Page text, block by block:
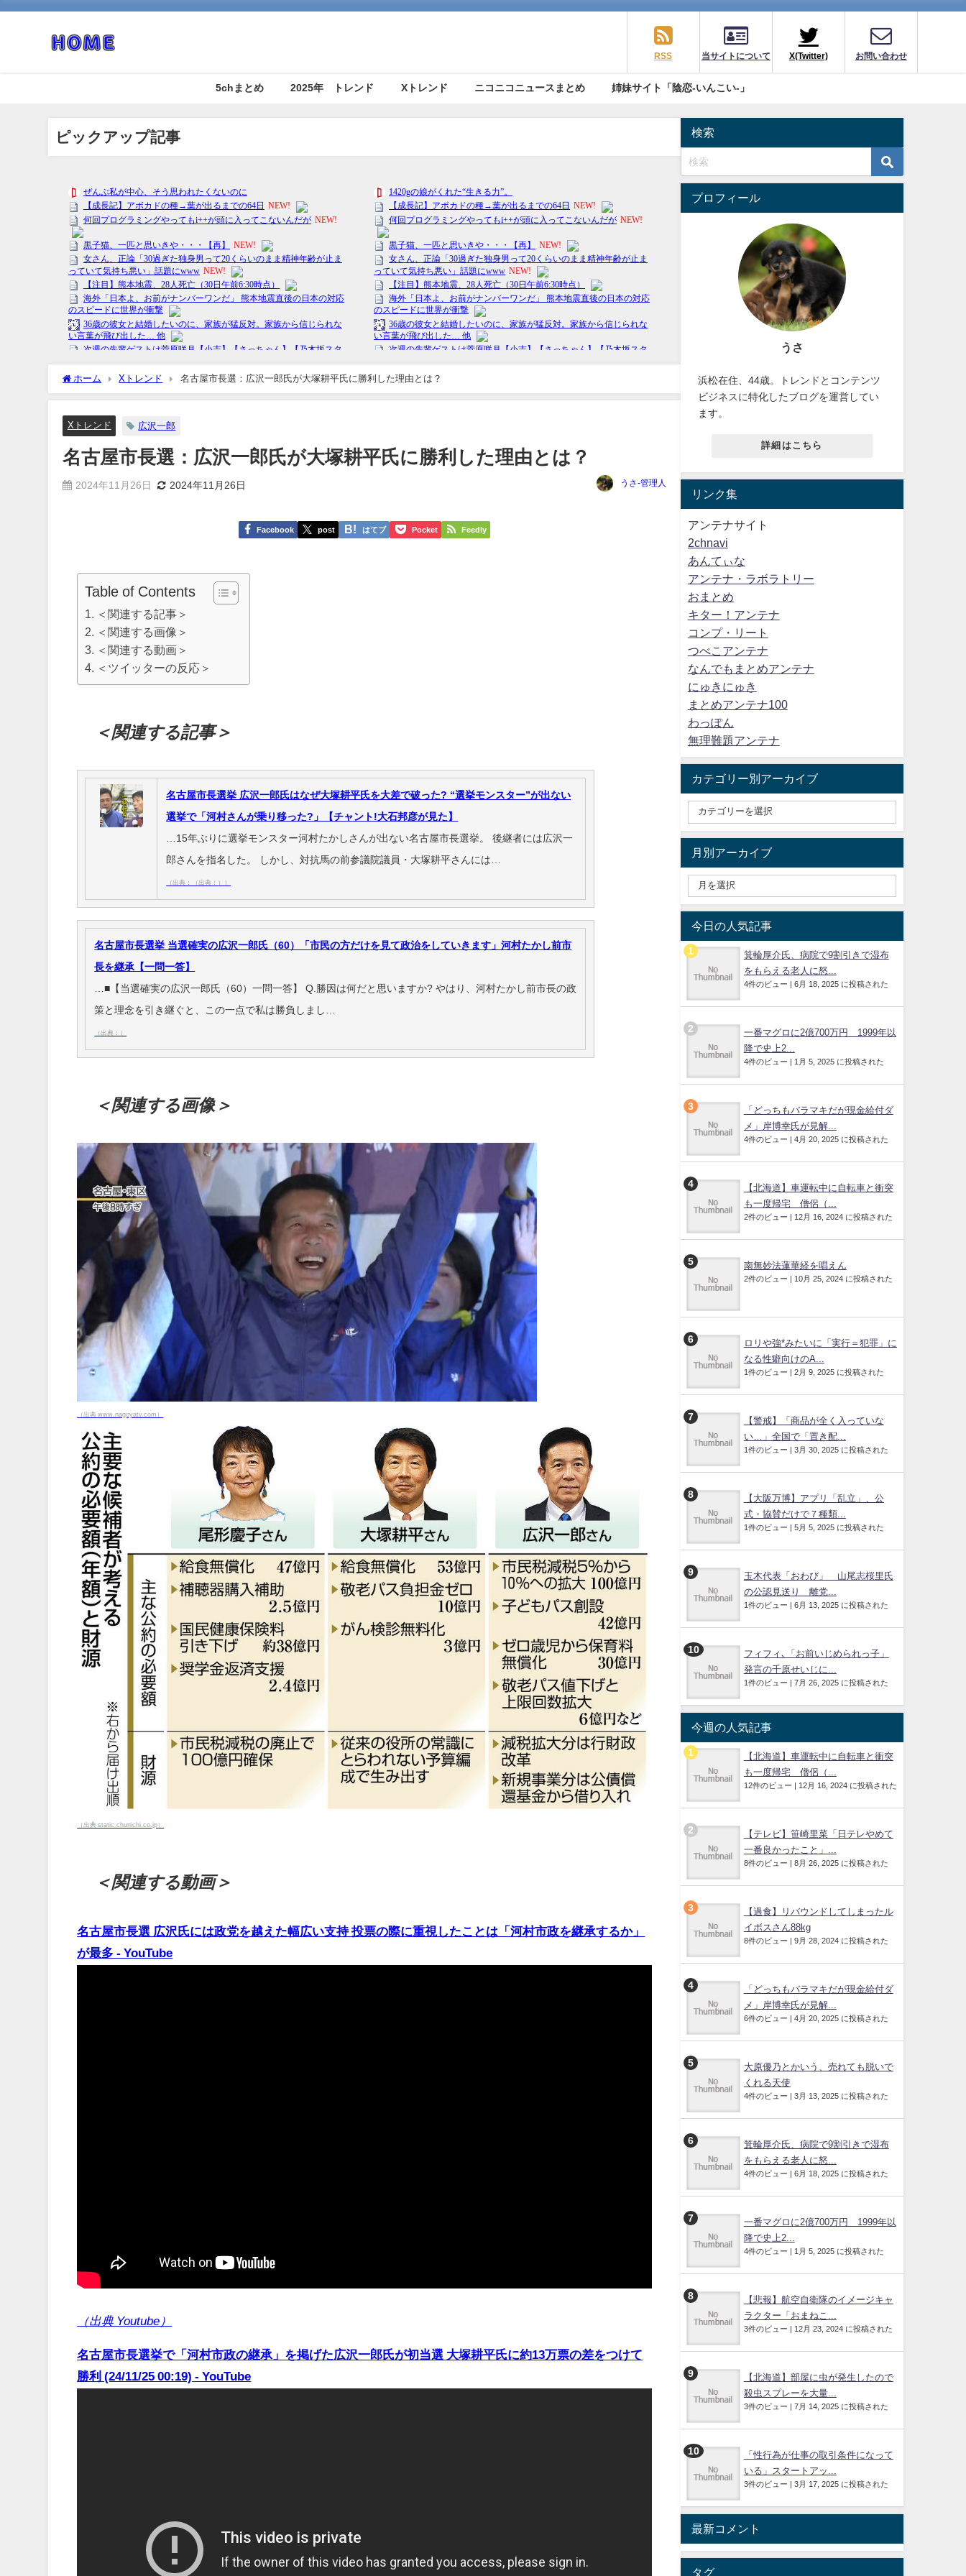
RSS 当サイトについて X(Twitter) お問い合わせ
5chまとめ 2025年 トレンド Xトレンド ニコニコニュースまとめ 姉妹サイト「陰恋-いんこい-」
ピックアップ記事
ホーム Xトレンド 名古屋市長選：広沢一郎氏が大塚耕平氏に勝利した理由とは？
Xトレンド 広沢一郎
名古屋市長選：広沢一郎氏が大塚耕平氏に勝利した理由とは？
2024年11月26日 2024年11月26日 うさ-管理人
Facebook post はてブ Pocket Feedly
Table of Contents
＜関連する記事＞
＜関連する画像＞
＜関連する動画＞
＜ツイッターの反応＞
＜関連する記事＞
名古屋市長選挙 広沢一郎氏はなぜ大塚耕平氏を大差で破った? “選挙モンスター”が出ない
選挙で「河村さんが乗り移った?」【チャント!大石邦彦が見た】
…15年ぶりに選挙モンスター河村たかしさんが出ない名古屋市長選挙。 後継者には広沢一
郎さんを指名した。 しかし、対抗馬の前参議院議員・大塚耕平さんには…
（出典：（出典：））
名古屋市長選挙 当選確実の広沢一郎氏（60）「市民の方だけを見て政治をしていきます」河村たかし前市
長を継承【一問一答】
…■【当選確実の広沢一郎氏（60）一問一答】 Q.勝因は何だと思いますか? やはり、河村たかし前市長の政
策と理念を引き継ぐと、この一点で私は勝負しまし…
（出典：）
＜関連する画像＞
（出典 www.nagoyatv.com）
（出典 static.chunichi.co.jp）
＜関連する動画＞
名古屋市長選 広沢氏には政党を越えた幅広い支持 投票の際に重視したことは「河村市政を継承するか」
が最多 - YouTube
（出典 Youtube）
名古屋市長選挙で「河村市政の継承」を掲げた広沢一郎氏が初当選 大塚耕平氏に約13万票の差をつけて
勝利 (24/11/25 00:19) - YouTube
検索
プロフィール
うさ
浜松在住、44歳。トレンドとコンテンツ
ビジネスに特化したブログを運営してい
ます。
詳細はこちら
リンク集
アンテナサイト
2chnavi
あんてぃな
アンテナ・ラボラトリー
おまとめ
キター！アンテナ
コンプ・リート
つべこアンテナ
なんでもまとめアンテナ
にゅきにゅき
まとめアンテナ100
わっぽん
無理難題アンテナ
カテゴリー別アーカイブ
月別アーカイブ
今日の人気記事
箕輪厚介氏、病院で9割引きで湿布
をもらえる老人に怒...
4件のビュー 6月 18, 2025 に投稿された
一番マグロに2億700万円 1999年以
降で史上2...
4件のビュー 1月 5, 2025 に投稿された
「どっちもバラマキだが現金給付ダ
メ」岸博幸氏が見解...
4件のビュー 4月 20, 2025 に投稿された
【北海道】車運転中に自転車と衝突
も一度帰宅 僧侶（...
2件のビュー 12月 16, 2024 に投稿された
南無妙法蓮華経を唱えん
2件のビュー 10月 25, 2024 に投稿された
ロリや強*みたいに「実行＝犯罪」に
なる性癖向けのA...
1件のビュー 2月 9, 2025 に投稿された
【警戒】「商品が全く入っていな
い…」全国で「置き配...
1件のビュー 3月 30, 2025 に投稿された
【大阪万博】アプリ「乱立」、公
式・協賛だけで７種類...
1件のビュー 5月 5, 2025 に投稿された
玉木代表「おわび」 山尾志桜里氏
の公認見送り 離党...
1件のビュー 6月 13, 2025 に投稿された
フィフィ､「お前いじめられっ子」
発言の千原せいじに...
1件のビュー 7月 26, 2025 に投稿された
今週の人気記事
【北海道】車運転中に自転車と衝突
も一度帰宅 僧侶（...
12件のビュー 12月 16, 2024 に投稿された
【テレビ】笹崎里菜「日テレやめて
一番良かったこと」...
8件のビュー 8月 26, 2025 に投稿された
【過食】リバウンドしてしまったル
イボスさん88kg
8件のビュー 9月 28, 2024 に投稿された
「どっちもバラマキだが現金給付ダ
メ」岸博幸氏が見解...
6件のビュー 4月 20, 2025 に投稿された
大原優乃とかいう、売れても脱いで
くれる天使
4件のビュー 3月 13, 2025 に投稿された
箕輪厚介氏、病院で9割引きで湿布
をもらえる老人に怒...
4件のビュー 6月 18, 2025 に投稿された
一番マグロに2億700万円 1999年以
降で史上2...
4件のビュー 1月 5, 2025 に投稿された
【悲報】航空自衛隊のイメージキャ
ラクター「おまねこ...
3件のビュー 12月 23, 2024 に投稿された
【北海道】部屋に虫が発生したので
殺虫スプレーを大量...
3件のビュー 7月 14, 2025 に投稿された
「性行為が仕事の取引条件になって
いる」スタートアッ...
3件のビュー 3月 17, 2025 に投稿された
最新コメント
タグ